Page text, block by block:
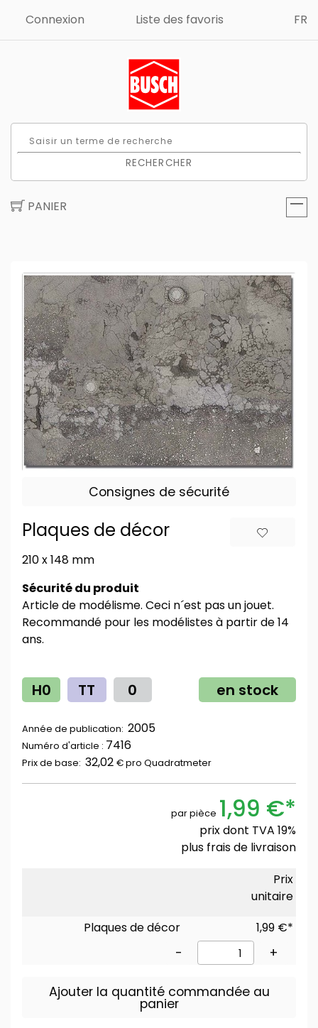
Connexion Liste des favoris FR
RECHERCHER
PANIER
Consignes de sécurité
Plaques de décor
210 x 148 mm
Sécurité du produit
Article de modélisme. Ceci n´est pas un jouet.
Recommandé pour les modélistes à partir de 14
ans.
H0 TT 0 en stock
Année de publication: 2005
Numéro d'article : 7416
Prix ​​de base: 32,02 € pro Quadratmeter
par pièce 1,99 €*
prix dont TVA 19%
plus frais de livraison
Prix
unitaire
Plaques de décor
1,99 €*
- +
Ajouter la quantité commandée au
panier